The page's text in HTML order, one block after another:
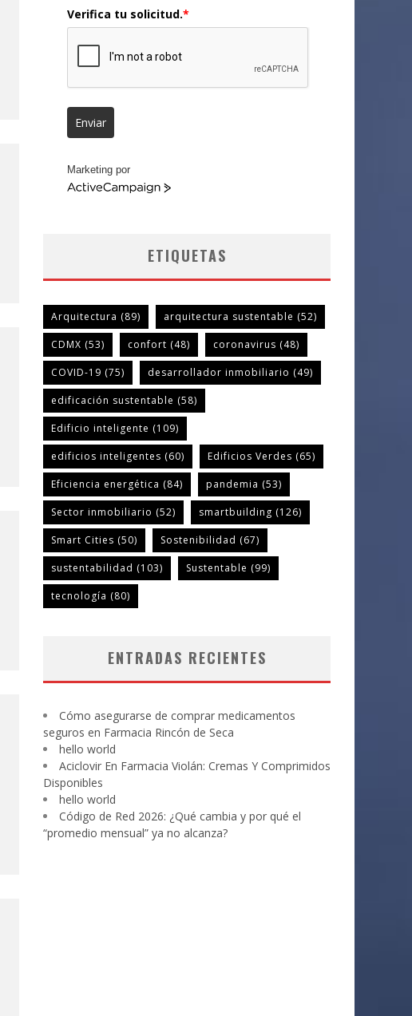
Verifica tu solicitud.*
Enviar
Marketing por
ActiveCampaign
ETIQUETAS
Arquitectura (89) arquitectura sustentable (52)
CDMX (53) confort (48) coronavirus (48)
COVID-19 (75) desarrollador inmobiliario (49)
edificación sustentable (58)
Edificio inteligente (109)
edificios inteligentes (60) Edificios Verdes (65)
Eficiencia energética (84) pandemia (53)
Sector inmobiliario (52) smartbuilding (126)
Smart Cities (50) Sostenibilidad (67)
sustentabilidad (103) Sustentable (99)
tecnología (80)
ENTRADAS RECIENTES
Cómo asegurarse de comprar medicamentos
seguros en Farmacia Rincón de Seca
hello world
Aciclovir En Farmacia Violán: Cremas Y Comprimidos
Disponibles
hello world
Código de Red 2026: ¿Qué cambia y por qué el
“promedio mensual” ya no alcanza?